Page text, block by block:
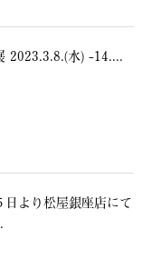
2023.3.8.(水) -14....
日より松屋銀座店にて